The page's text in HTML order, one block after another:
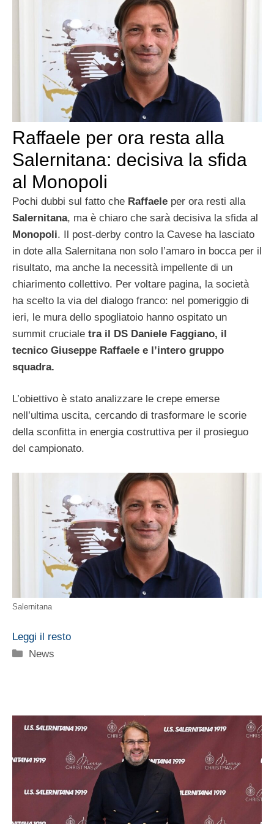
Raffaele per ora resta alla
Salernitana: decisiva la sfida
al Monopoli
Pochi dubbi sul fatto che Raffaele per ora resti alla
Salernitana, ma è chiaro che sarà decisiva la sfida al
Monopoli. Il post-derby contro la Cavese ha lasciato
in dote alla Salernitana non solo l’amaro in bocca per il
risultato, ma anche la necessità impellente di un
chiarimento collettivo. Per voltare pagina, la società
ha scelto la via del dialogo franco: nel pomeriggio di
ieri, le mura dello spogliatoio hanno ospitato un
summit cruciale tra il DS Daniele Faggiano, il
tecnico Giuseppe Raffaele e l’intero gruppo
squadra.
L’obiettivo è stato analizzare le crepe emerse
nell’ultima uscita, cercando di trasformare le scorie
della sconfitta in energia costruttiva per il prosieguo
del campionato.
Salernitana
Leggi il resto
Categorie
News